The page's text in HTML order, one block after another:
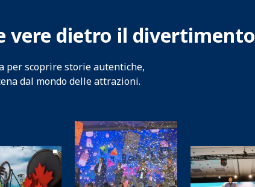
vere dietro il divertimento
per scoprire storie autentiche,
dal mondo delle attrazioni.